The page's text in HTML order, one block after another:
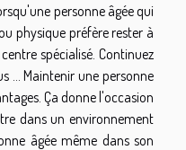
personne âgée qui
physique préfère rester à
spécialisé. Continuez
Maintenir une personne
Ça donne l'occasion
dans un environnement
âgée même dans son